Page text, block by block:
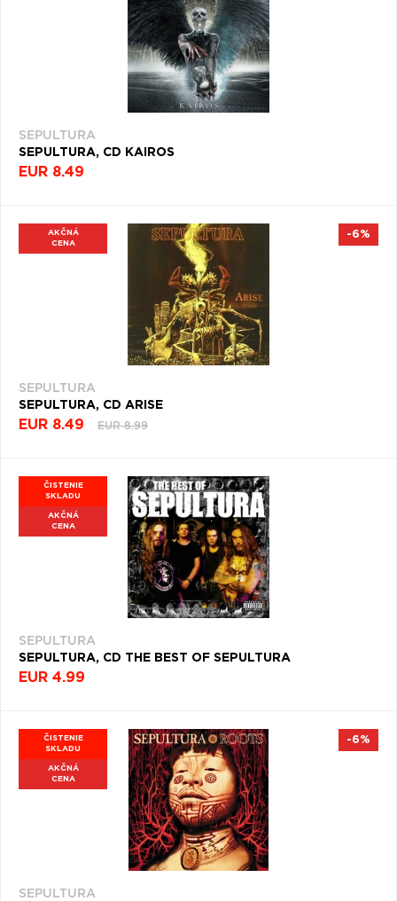
SEPULTURA
SEPULTURA, CD KAIROS
EUR 8.49
AKČNÁ
CENA
SEPULTURA
SEPULTURA, CD ARISE
EUR 8.49 EUR 8.99
-6%
ČISTENIE
SKLADU
AKČNÁ
CENA
SEPULTURA
SEPULTURA, CD THE BEST OF SEPULTURA
EUR 4.99
ČISTENIE
SKLADU
AKČNÁ
CENA
SEPULTURA
-6%